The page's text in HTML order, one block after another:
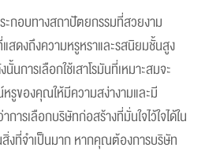
ะกอบทางสถาปัตยกรรมที่สวยงาม
ดงถึงความหรูหราและรสนิยมชั้นสูง
การเลือกใช้เสาโรมันที่เหมาะสมจะ
รูของคุณให้มีความสง่างามและมี
ารเลือกบริษัทก่อสร้างที่มั่นใจไว้ใจได้ใน
งที่จำเป็นมาก หากคุณต้องการบริษัท